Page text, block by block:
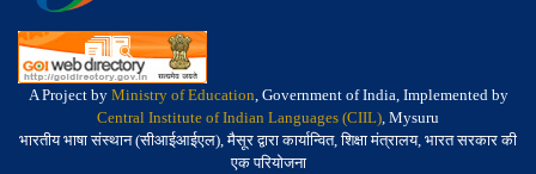
A Project by Ministry of Education, Government of India, Implemented by
Central Institute of Indian Languages (CIIL), Mysuru
भारतीय भाषा संस्थान (सीआईआईएल), मैसूर द्वारा कार्यान्वित, शिक्षा मंत्रालय, भारत सरकार की
एक परियोजना